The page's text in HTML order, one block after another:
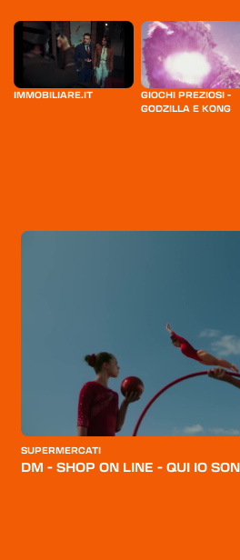
CATEGORIE
CHI SIAMO
BLOG
IMMOBILIARE.IT
GIOCHI PREZIOSI -
GODZILLA E KONG
SUPERMERCATI
DM - SHOP ON LINE - QUI IO